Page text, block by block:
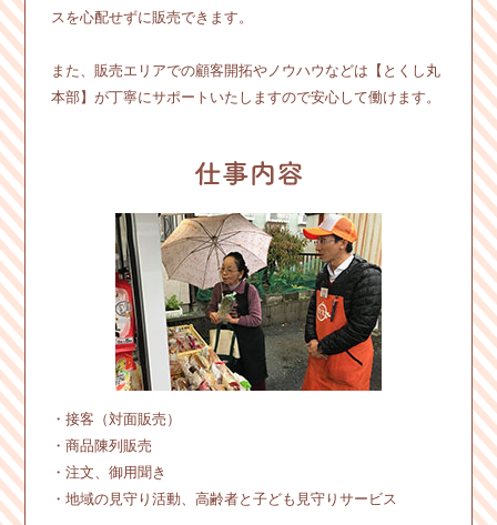
スを心配せずに販売できます。
また、販売エリアでの顧客開拓やノウハウなどは【とくし丸
本部】が丁寧にサポートいたしますので安心して働けます。
・接客（対面販売）
・商品陳列販売
・注文、御用聞き
・地域の見守り活動、高齢者と子ども見守りサービス